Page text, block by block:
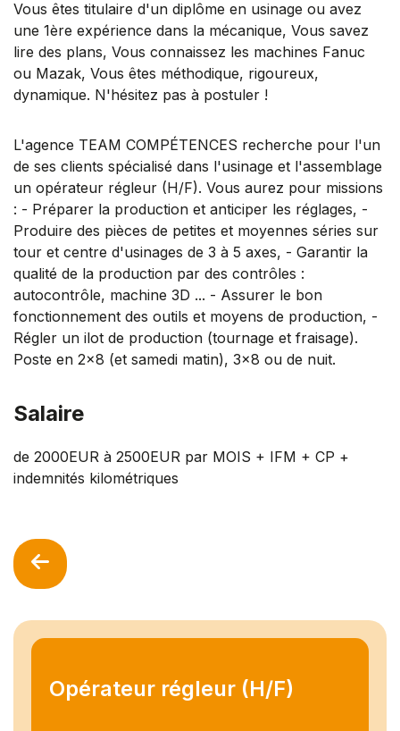
Opérateur régleur (H/F)
Vous êtes titulaire d'un diplôme en usinage ou avez
une 1ère expérience dans la mécanique, Vous savez
lire des plans, Vous connaissez les machines Fanuc
ou Mazak, Vous êtes méthodique, rigoureux,
dynamique. N'hésitez pas à postuler !
L'agence TEAM COMPÉTENCES recherche pour l'un
de ses clients spécialisé dans l'usinage et l'assemblage
un opérateur régleur (H/F). Vous aurez pour missions
: - Préparer la production et anticiper les réglages, -
Produire des pièces de petites et moyennes séries sur
tour et centre d'usinages de 3 à 5 axes, - Garantir la
qualité de la production par des contrôles :
autocontrôle, machine 3D ... - Assurer le bon
fonctionnement des outils et moyens de production, -
Régler un ilot de production (tournage et fraisage).
Poste en 2x8 (et samedi matin), 3x8 ou de nuit.
Salaire
de 2000EUR à 2500EUR par MOIS + IFM + CP +
indemnités kilométriques